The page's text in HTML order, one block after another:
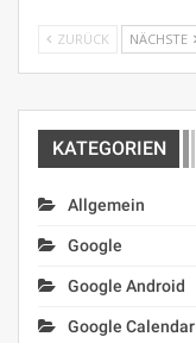
ZURÜCK NÄCHSTE
KATEGORIEN
Allgemein
Google
Google Android
Google Calendar